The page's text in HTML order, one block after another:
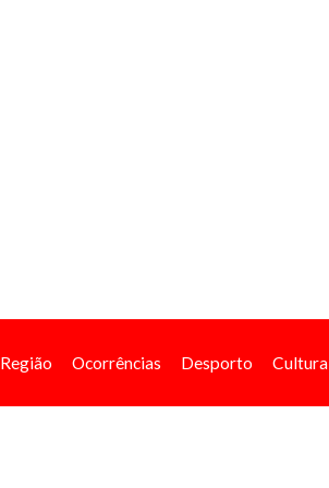
Região Ocorrências Desporto Cultura